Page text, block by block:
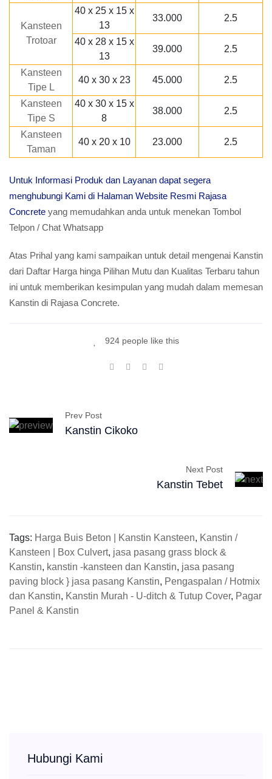
Kansteen
Trotoar
40 x 25 x 15 x
13
33.000 2.5
40 x 28 x 15 x
13
39.000 2.5
Kansteen
Tipe L
40 x 30 x 23 45.000 2.5
Kansteen
Tipe S
40 x 30 x 15 x
8
38.000 2.5
Kansteen
Taman
40 x 20 x 10 23.000 2.5
Untuk Informasi Produk dan Layanan dapat segera
menghubungi Kami di Halaman Website Resmi Rajasa
Concrete yang memudahkan anda untuk menekan Tombol
Telpon / Chat Whatsapp
Atas Prihal yang kami sampaikan untuk detail mengenai Kanstin
dari Daftar Harga hinga Pilihan Mutu dan Kualitas Terbaru tahun
ini untuk memberikan kesimpulan yang mudah dalam memesan
Kanstin di Rajasa Concrete.
924 people like this
Prev Post
Kanstin Cikoko
Next Post
Kanstin Tebet
Tags: Harga Buis Beton | Kanstin Kansteen, Kanstin /
Kansteen | Box Culvert, jasa pasang grass block &
Kanstin, kanstin -kansteen dan Kanstin, jasa pasang
paving block } jasa pasang Kanstin, Pengaspalan / Hotmix
dan Kanstin, Kanstin Murah - U-ditch & Tutup Cover, Pagar
Panel & Kanstin
Hubungi Kami